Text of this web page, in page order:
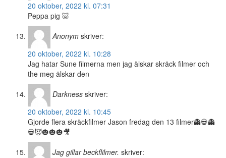
20 oktober, 2022 kl. 07:31
Peppa pig 🐷
Anonym skriver:
20 oktober, 2022 kl. 10:28
Jag hatar Sune filmerna men jag älskar skräck filmer och
the meg älskar den
Darkness skriver:
20 oktober, 2022 kl. 10:45
Gjorde flera skräckfilmer Jason fredag den 13 filmer👻💀👻
💀😈🎃🎃🎃🎥
Jag gillar beckflilmer. skriver: